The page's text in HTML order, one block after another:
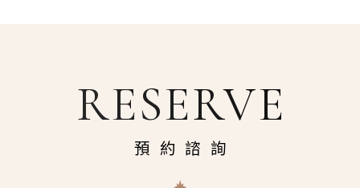
RESERVE
預約諮詢